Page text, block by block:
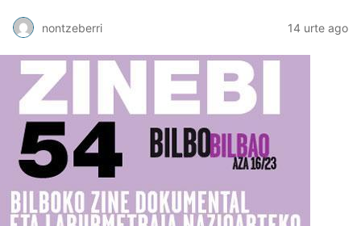
nontzeberri 14 urte ago